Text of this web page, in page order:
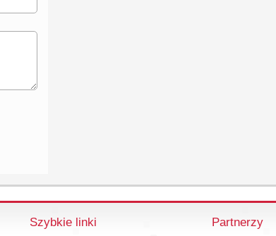
Szybkie linki Partnerzy